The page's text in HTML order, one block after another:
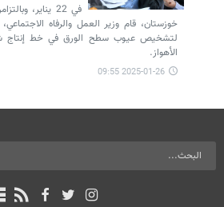
في 22 يناير،
خوزستان، قام وزير العمل والرفاه
لتشخيص عيوب سطح الورق في خط إنتاج
الأهواز.
2025-01-26 09:55